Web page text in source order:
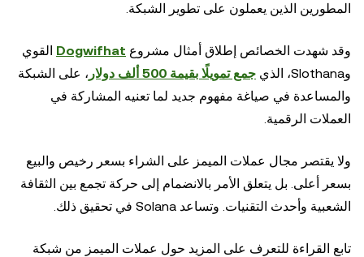
المطورين الذين يعملون على تطوير الشبكة.
وقد شهدت الخصائص إطلاق أمثال مشروع Dogwifhat القوي
وSlothana، الذي
جمع تمويلًا بقيمة 500 ألف دولار
، على الشبكة
والمساعدة في صياغة مفهوم جديد لما تعنيه المشاركة في
العملات الرقمية.
ولا يقتصر مجال عملات الميمز على الشراء بسعر رخيص والبيع
بسعر أعلى. بل يتعلق الأمر بالانضمام إلى حركة تجمع بين الثقافة
الشعبية وأحدث التقنيات. وتساعد Solana في تحقيق ذلك.
تابع القراءة للتعرف على المزيد حول عملات الميمز من شبكة